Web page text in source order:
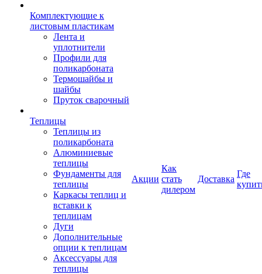
Комплектующие к
листовым пластикам
Лента и
уплотнители
Профили для
поликарбоната
Термошайбы и
шайбы
Пруток сварочный
Теплицы
Теплицы из
поликарбоната
Алюминиевые
теплицы
Фундаменты для
теплицы
Каркасы теплиц и
вставки к
теплицам
Дуги
Дополнительные
опции к теплицам
Аксессуары для
теплицы
Акции
Как
стать
дилером
Доставка
Где